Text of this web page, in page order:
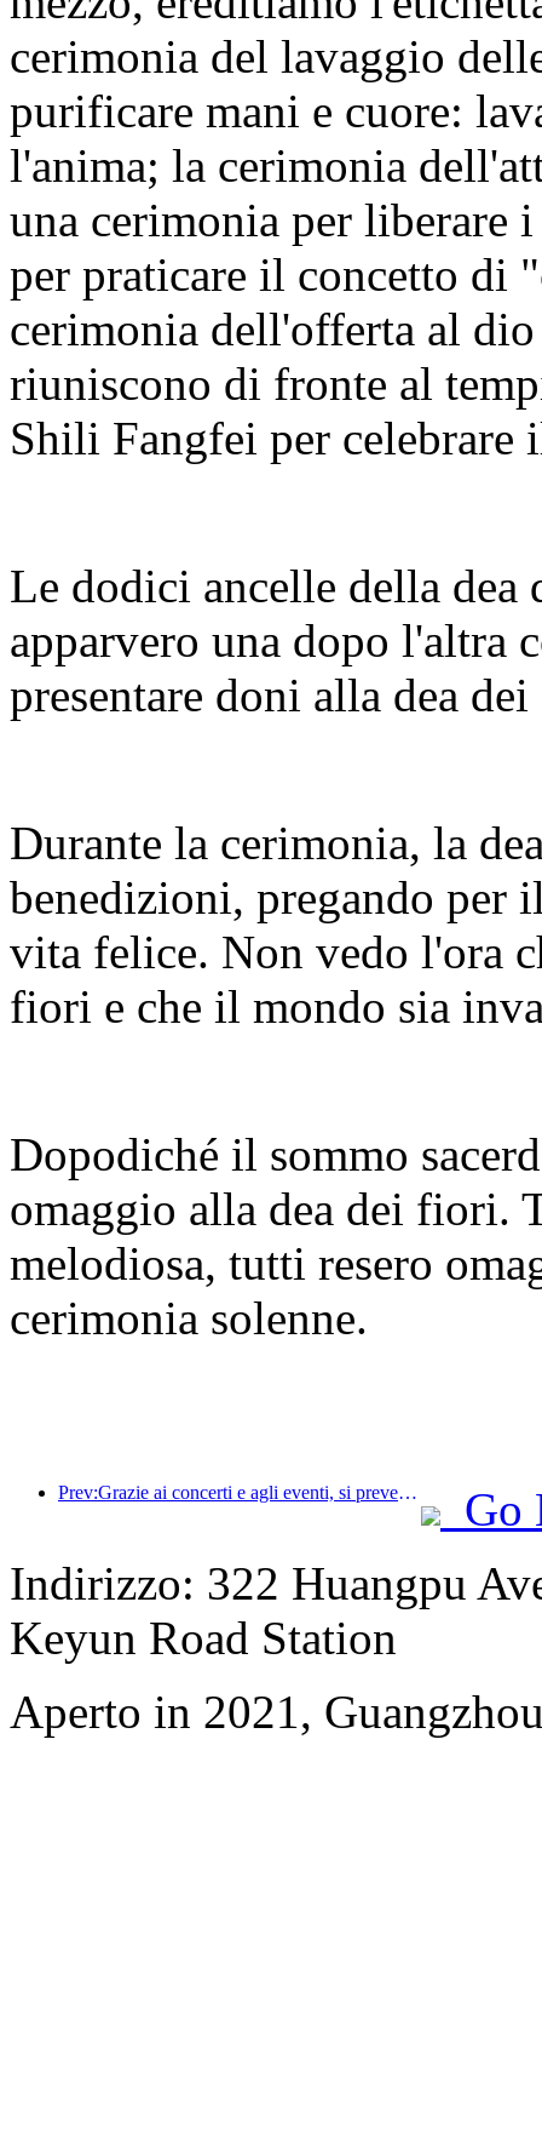
cerimonia del lavaggio
purificare mani e cuore:
l'anima; la cerimonia
una cerimonia per liberare
per praticare il concetto di
cerimonia dell'offerta al
riuniscono di fronte al
Shili Fangfei per
Le dodici ancelle della
apparvero una dopo l'altra
presentare doni alla dea
Durante la cerimonia, la
benedizioni, pregando per
vita felice. Non vedo l'ora
fiori e che il mondo sia
Dopodiché il sommo
omaggio alla dea dei fiori.
melodiosa, tutti resero
cerimonia solenne.
Prev:Grazie ai concerti e agli eventi, si prevede che le prestazioni alberghiere di Hangzhou continueranno a crescere a marzo
Go
Indirizzo: 322 Huangpu
Keyun Road Station
Aperto in 2021,